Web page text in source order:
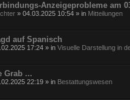
Anzeigeprobleme am
» 04.03.2025 10:54 » in Mitteilungen
auf Spanisch
17:24 » in Visuelle Darstellung in
Grab ...
22:19 » in Bestattungswesen